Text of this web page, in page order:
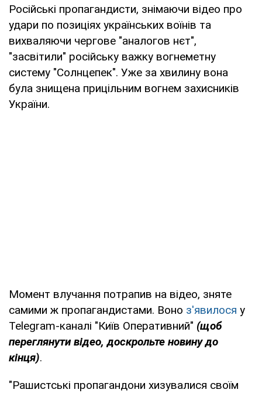
Російські пропагандисти, знімаючи відео про
удари по позиціях українських воїнів та
вихваляючи чергове "аналогов нєт",
"засвітили" російську важку вогнеметну
систему "Солнцепек". Уже за хвилину вона
була знищена прицільним вогнем захисників
України.
Момент влучання потрапив на відео, зняте
самими ж пропагандистами. Воно з'явилося у
Telegram-каналі "Київ Оперативний" (щоб
переглянути відео, доскрольте новину до
кінця).
"Рашистські пропагандони хизувалися своїм